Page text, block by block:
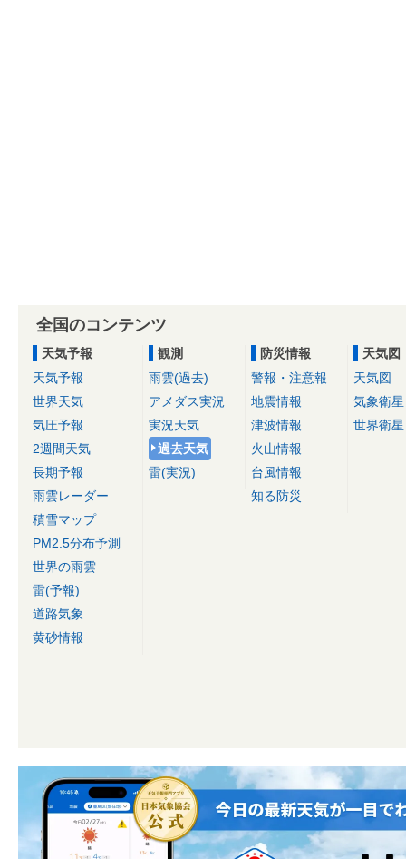
全国のコンテンツ
天気予報
天気予報
世界天気
気圧予報
2週間天気
長期予報
雨雲レーダー
積雪マップ
PM2.5分布予測
世界の雨雲
雷(予報)
道路気象
黄砂情報
観測
雨雲(過去)
アメダス実況
実況天気
過去天気
雷(実況)
防災情報
警報・注意報
地震情報
津波情報
火山情報
台風情報
知る防災
天気図
天気図
気象衛星
世界衛星